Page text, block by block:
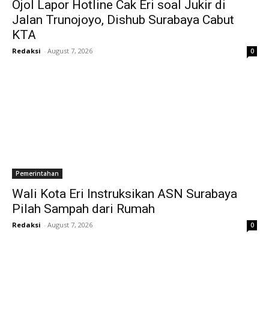
Ojol Lapor Hotline Cak Eri soal Jukir di
Jalan Trunojoyo, Dishub Surabaya Cabut
KTA
Redaksi - August 7, 2026 0
Pemerintahan
Wali Kota Eri Instruksikan ASN Surabaya
Pilah Sampah dari Rumah
Redaksi - August 7, 2026 0